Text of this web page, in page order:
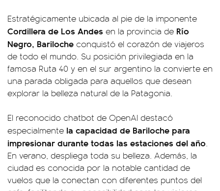
Estratégicamente ubicada al pie de la imponente
Cordillera de Los Andes en la provincia de Río
Negro, Bariloche conquistó el corazón de viajeros
de todo el mundo. Su posición privilegiada en la
famosa Ruta 40 y en el sur argentino la convierte en
una parada obligada para aquellos que desean
explorar la belleza natural de la Patagonia.
El reconocido chatbot de OpenAI destacó
especialmente la capacidad de Bariloche para
impresionar durante todas las estaciones del año.
En verano, despliega toda su belleza. Además, la
ciudad es conocida por la notable cantidad de
vuelos que la conectan con diferentes puntos del